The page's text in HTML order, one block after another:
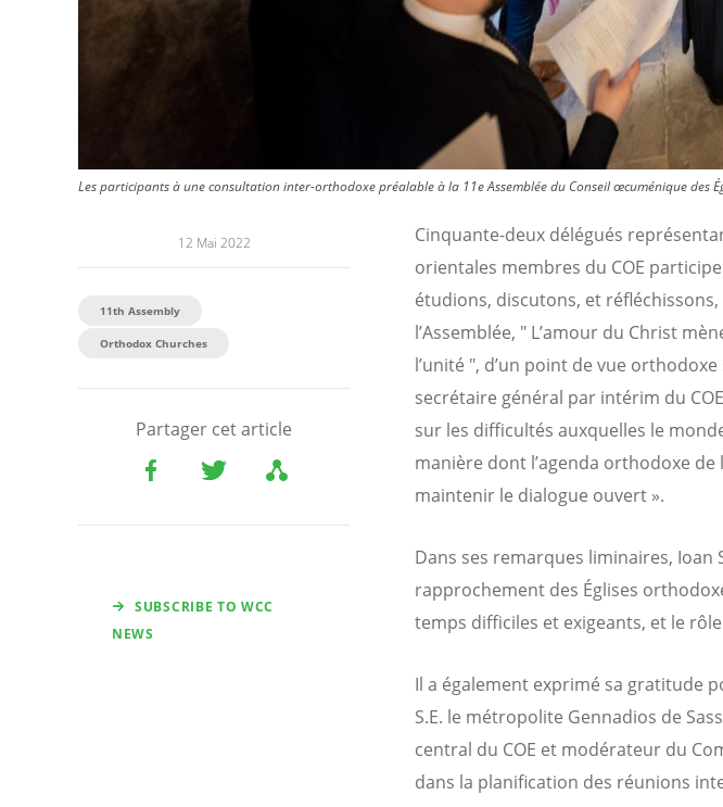
Les participants à une consultation inter-orthodoxe préalable à la 11e Assemblée du Conseil œcuménique des
12 Mai 2022
11th Assembly
Orthodox Churches
Partager cet article
SUBSCRIBE TO WCC
NEWS
Cinquante-deux délégués
orientales membres du COE
étudions, discutons, et
l’Assemblée, " L’amour du Christ
l’unité ", d’un point de vue
secrétaire général par intérim du
sur les difficultés auxquelles le
manière dont l’agenda orthodoxe de
maintenir le dialogue ouvert ».
Dans ses remarques liminaires, Ioan
rapprochement des Églises
temps difficiles et exigeants, et le
Il a également exprimé sa gratitude
S.E. le métropolite Gennadios de
central du COE et modérateur du
dans la planification des réunions